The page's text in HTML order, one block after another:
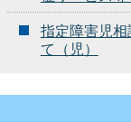
指定障害児
て（児）